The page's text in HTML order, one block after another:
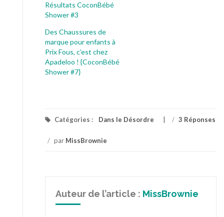
Résultats CoconBébé
Shower #3
Des Chaussures de
marque pour enfants à
Prix Fous, c’est chez
Apadeloo ! {CoconBébé
Shower #7}
Catégories : Dans le Désordre / 3 Réponses
/ par MissBrownie
Auteur de l’article : MissBrownie